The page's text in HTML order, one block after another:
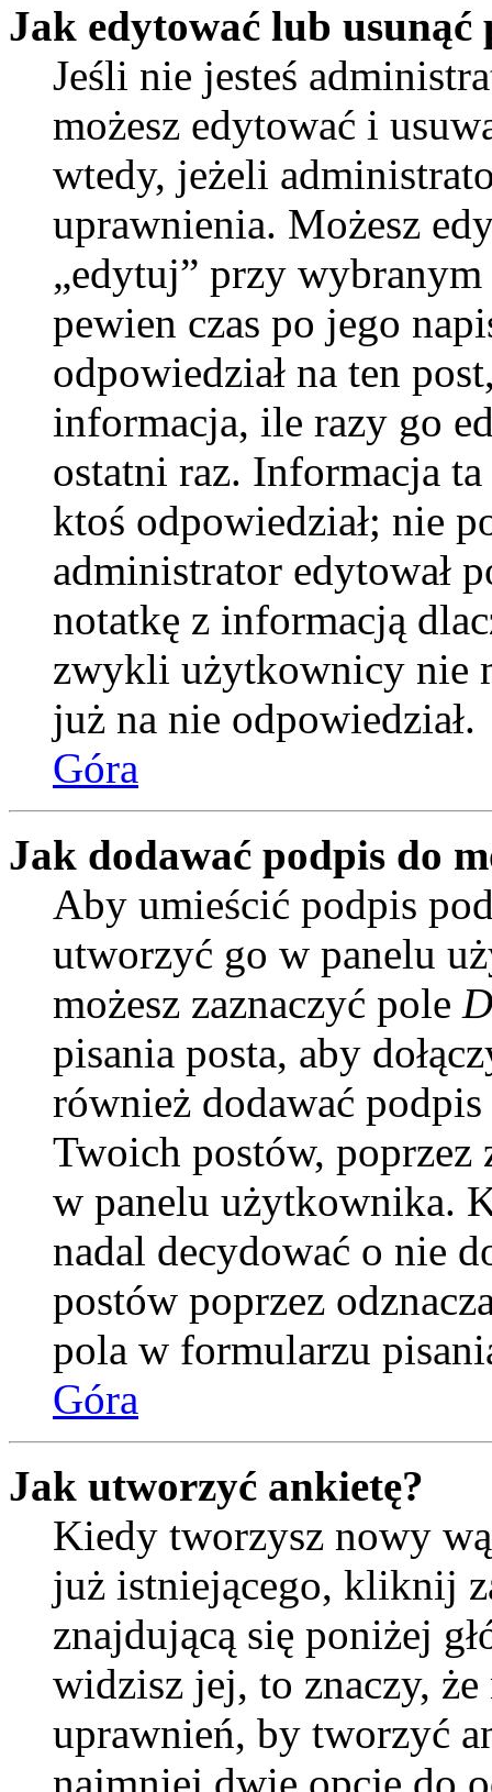
Jak edytować lub usunąć
Jeśli nie jesteś
możesz edytować i
wtedy, jeżeli
uprawnienia. Możesz
„edytuj” przy
pewien czas po jego
odpowiedział na ten
informacja, ile razy go
ostatni raz. Informacja
ktoś odpowiedział; nie
administrator edytował
notatkę z informacją
zwykli użytkownicy nie
już na nie odpowiedział.
Góra
Jak dodawać podpis do
Aby umieścić podpis
utworzyć go w panelu
możesz zaznaczyć pole
pisania posta, aby
również dodawać
Twoich postów, poprzez
w panelu użytkownika.
nadal decydować o nie
postów poprzez
pola w formularzu
Góra
Jak utworzyć ankietę?
Kiedy tworzysz nowy
już istniejącego, kliknij
znajdującą się poniżej
widzisz jej, to znaczy,
uprawnień, by tworzyć
najmniej dwie opcje do